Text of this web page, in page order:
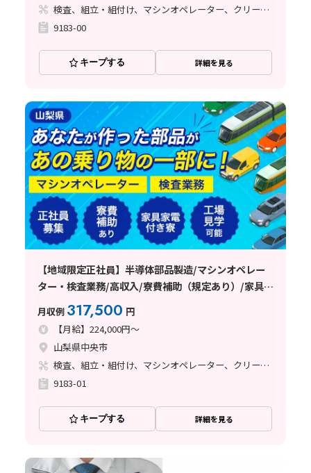
検査、組立・組付け、マシンオペレーター、クリーンルーム
9183-00
キープする 詳細を見る
【地域限定正社員】半導体部品製造/マシンオペレー
ター・検査業務/高収入/寮費補助（規定あり）/家具家
電付き/山梨県中央市
月収例 317,500 円
【月給】224,000円～
山梨県中央市
検査、組立・組付け、マシンオペレーター、クリーンルーム
9183-01
キープする 詳細を見る